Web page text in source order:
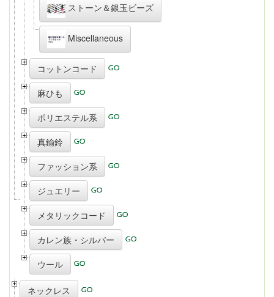
ストーン＆銀玉ビーズ
Miscellaneous
コットンコード
麻ひも
ポリエステル系
真鍮鈴
ファッション系
ジュエリー
メタリックコード
カレン族・シルバー
ウール
ネックレス